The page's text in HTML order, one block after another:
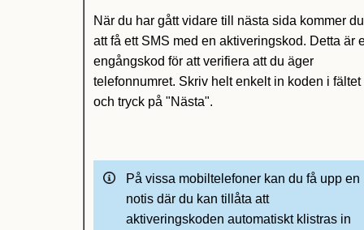
När du har gått vidare till nästa sida kommer du
att få ett SMS med en aktiveringskod. Detta är
engångskod för att verifiera att du äger
telefonnumret. Skriv helt enkelt in koden i fältet
och tryck på "Nästa".
På vissa mobiltelefoner kan du få upp en
notis där du kan tillåta att
aktiveringskoden automatiskt klistras in